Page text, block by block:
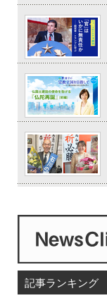
記事ランキング